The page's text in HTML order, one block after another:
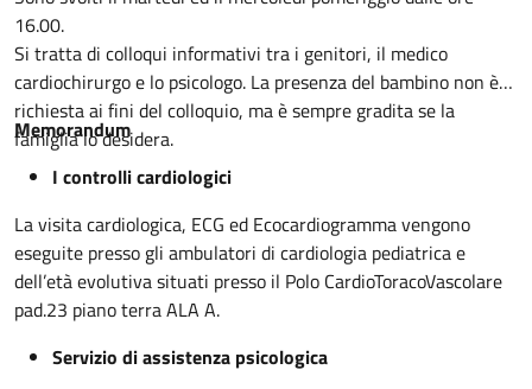
16.00.
Si tratta di colloqui informativi tra i genitori, il medico
cardiochirurgo e lo psicologo. La presenza del bambino non è
richiesta ai fini del colloquio, ma è sempre gradita se la
famiglia lo desidera.
Memorandum
I controlli cardiologici
La visita cardiologica, ECG ed Ecocardiogramma vengono
eseguite presso gli ambulatori di cardiologia pediatrica e
dell’età evolutiva situati presso il Polo CardioToracoVascolare
pad.23 piano terra ALA A.
Servizio di assistenza psicologica